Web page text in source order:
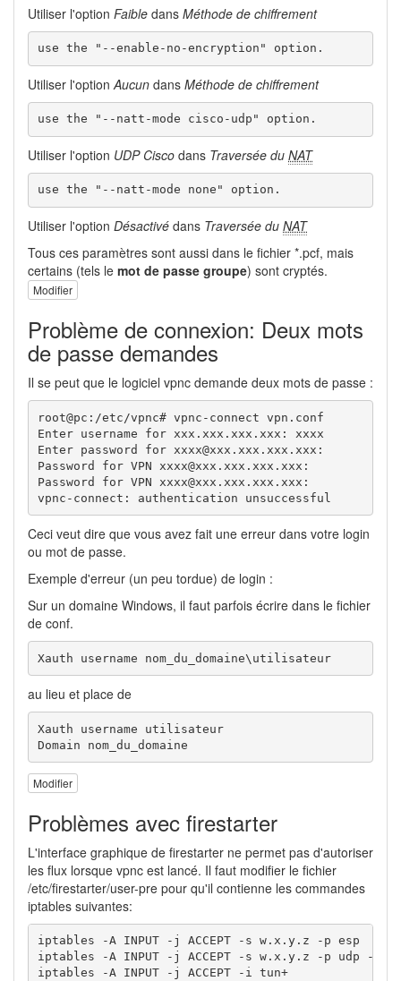
Utiliser l'option Faible dans Méthode de chiffrement
use the "--enable-no-encryption" option.
Utiliser l'option Aucun dans Méthode de chiffrement
use the "--natt-mode cisco-udp" option.
Utiliser l'option UDP Cisco dans Traversée du NAT
use the "--natt-mode none" option.
Utiliser l'option Désactivé dans Traversée du NAT
Tous ces paramètres sont aussi dans le fichier *.pcf, mais
certains (tels le mot de passe groupe) sont cryptés.
Modifier
Problème de connexion: Deux mots
de passe demandes
Il se peut que le logiciel vpnc demande deux mots de passe :
root@pc:/etc/vpnc# vpnc-connect vpn.conf
Enter username for xxx.xxx.xxx.xxx: xxxx
Enter password for xxxx@xxx.xxx.xxx.xxx:
Password for VPN xxxx@xxx.xxx.xxx.xxx:
Password for VPN xxxx@xxx.xxx.xxx.xxx:
vpnc-connect: authentication unsuccessful
Ceci veut dire que vous avez fait une erreur dans votre login
ou mot de passe.
Exemple d'erreur (un peu tordue) de login :
Sur un domaine Windows, il faut parfois écrire dans le fichier
de conf.
Xauth username nom_du_domaine\utilisateur
au lieu et place de
Xauth username utilisateur
Domain nom_du_domaine
Modifier
Problèmes avec firestarter
L'interface graphique de firestarter ne permet pas d'autoriser
les flux lorsque vpnc est lancé. Il faut modifier le fichier
/etc/firestarter/user-pre pour qu'il contienne les commandes
iptables suivantes:
iptables -A INPUT -j ACCEPT -s w.x.y.z -p esp
iptables -A INPUT -j ACCEPT -s w.x.y.z -p udp -m
iptables -A INPUT -j ACCEPT -i tun+